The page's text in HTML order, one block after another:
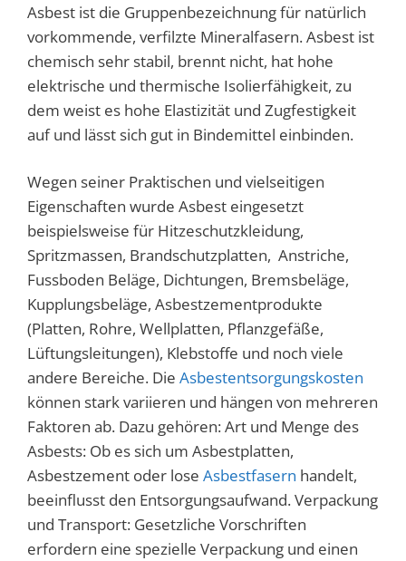
Asbest ist die Gruppenbezeichnung für natürlich
vorkommende, verfilzte Mineralfasern. Asbest ist
chemisch sehr stabil, brennt nicht, hat hohe
elektrische und thermische Isolierfähigkeit, zu
dem weist es hohe Elastizität und Zugfestigkeit
auf und lässt sich gut in Bindemittel einbinden.
Wegen seiner Praktischen und vielseitigen
Eigenschaften wurde Asbest eingesetzt
beispielsweise für Hitzeschutzkleidung,
Spritzmassen, Brandschutzplatten, Anstriche,
Fussboden Beläge, Dichtungen, Bremsbeläge,
Kupplungsbeläge, Asbestzementprodukte
(Platten, Rohre, Wellplatten, Pflanzgefäße,
Lüftungsleitungen), Klebstoffe und noch viele
andere Bereiche. Die Asbestentsorgungskosten
können stark variieren und hängen von mehreren
Faktoren ab. Dazu gehören: Art und Menge des
Asbests: Ob es sich um Asbestplatten,
Asbestzement oder lose Asbestfasern handelt,
beeinflusst den Entsorgungsaufwand. Verpackung
und Transport: Gesetzliche Vorschriften
erfordern eine spezielle Verpackung und einen